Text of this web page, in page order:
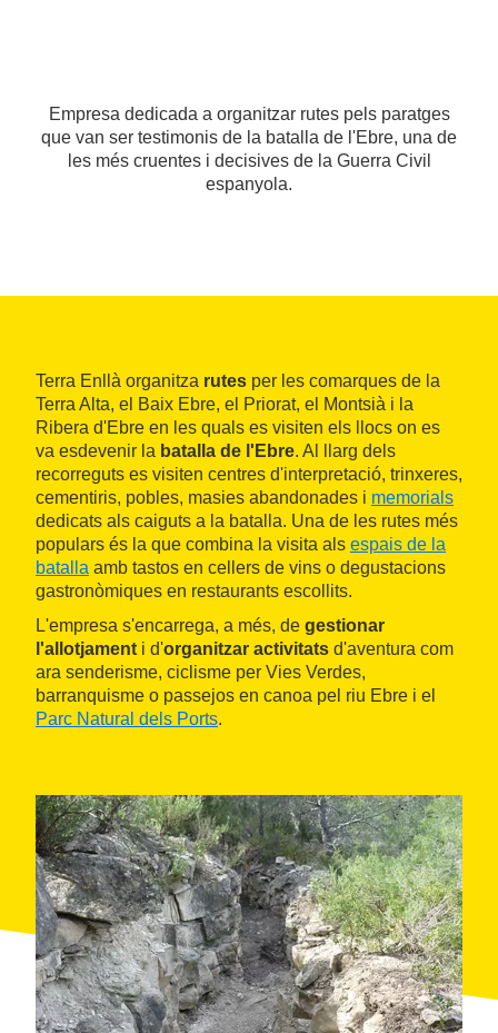
Empresa dedicada a organitzar rutes pels paratges
que van ser testimonis de la batalla de l'Ebre, una de
les més cruentes i decisives de la Guerra Civil
espanyola.
Terra Enllà organitza rutes per les comarques de la
Terra Alta, el Baix Ebre, el Priorat, el Montsià i la
Ribera d'Ebre en les quals es visiten els llocs on es
va esdevenir la batalla de l'Ebre. Al llarg dels
recorreguts es visiten centres d'interpretació, trinxeres,
cementiris, pobles, masies abandonades i memorials
dedicats als caiguts a la batalla. Una de les rutes més
populars és la que combina la visita als espais de la
batalla amb tastos en cellers de vins o degustacions
gastronòmiques en restaurants escollits.
L'empresa s'encarrega, a més, de gestionar
l'allotjament i d'organitzar activitats d'aventura com
ara senderisme, ciclisme per Vies Verdes,
barranquisme o passejos en canoa pel riu Ebre i el
Parc Natural dels Ports.